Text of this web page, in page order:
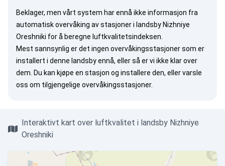
Beklager, men vårt system har ennå ikke informasjon fra
automatisk overvåking av stasjoner i landsby Nizhniye
Oreshniki for å beregne luftkvalitetsindeksen.
Mest sannsynlig er det ingen overvåkingsstasjoner som er
installert i denne landsby ennå, eller så er vi ikke klar over
dem. Du kan kjøpe en stasjon og installere den, ellervarsle
oss om tilgjengelige overvåkingsstasjoner.
Interaktivt kart over luftkvalitet i landsby Nizhniye
Oreshniki